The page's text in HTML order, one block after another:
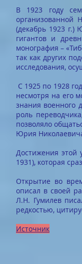
В 1923 году
организованной
(декабрь 1923 г.)
гигантов и
монография –
так как других
исследования,
С 1925 по 1928
несмотря на его
знания военного
роль
позволяло
Юрия
Достижения
1931), которая
Открытие во
описал в своей
Л.Н. Гумилев
редкостью,
Источник